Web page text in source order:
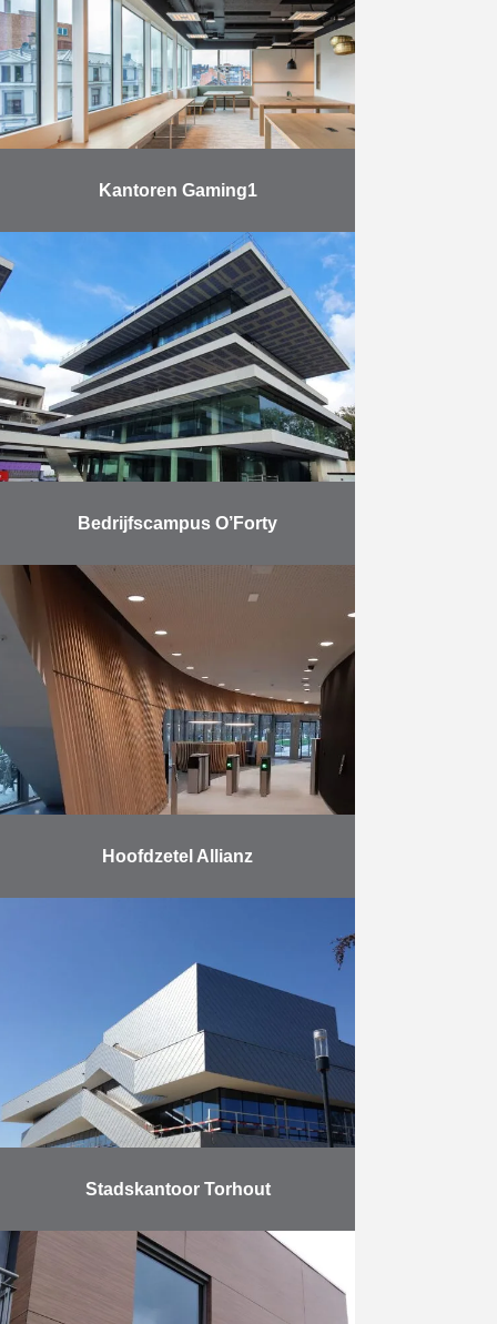
Fortis op. De nieuwe hoofdzetel is
…
Meer
Kantoren Gaming1
Duchêne en Reynders voltooiden
in juni zowel de interieurinrichting
als de afwerking van het
kantoorgebouw van Gaming1, de
Belgische leider in kansspelen, dat
zijn zetel …
Meer
Bedrijfscampus O’Forty
In oktober 2020 werd de eerste
fase van bedrijfscampus O’Forty in
Oostkamp opgeleverd. AB was
samen met Vuylsteke
verantwoordelijk voor de uitvoering
van de ruwbouwwerken …
Meer
Hoofdzetel Allianz
Brusselse Noordwijk. De
verzekeraar nam haar intrek in één
van …
Meer
Stadskantoor Torhout
In maart 2012 startte AB met de
bouw van een nieuw kantoor voor
de stad Torhout. In totaal werd er
2.800 m² bovengronds gebouwd en